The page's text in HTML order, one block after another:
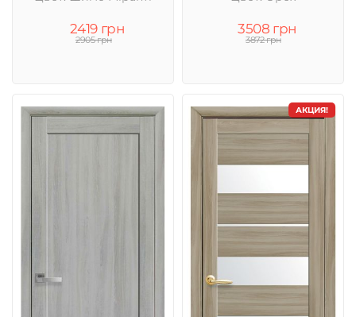
2419 грн
2905 грн
3508 грн
3872 грн
АКЦИЯ!